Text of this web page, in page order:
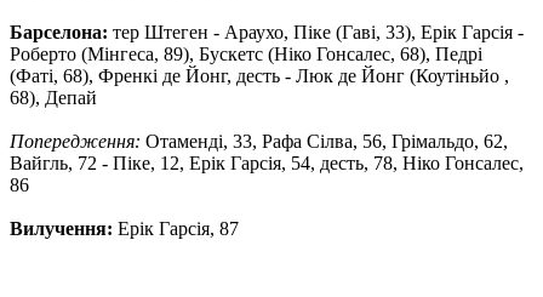
Барселона: тер Штеген - Араухо, Піке (Гаві, 33), Ерік Гарсія -
Роберто (Мінгеса, 89), Бускетс (Ніко Гонсалес, 68), Педрі
(Фаті, 68), Френкі де Йонг, десть - Люк де Йонг (Коутіньйо ,
68), Депай
Попередження: Отаменді, 33, Рафа Сілва, 56, Грімальдо, 62,
Вайгль, 72 - Піке, 12, Ерік Гарсія, 54, десть, 78, Ніко Гонсалес,
86
Вилучення: Ерік Гарсія, 87